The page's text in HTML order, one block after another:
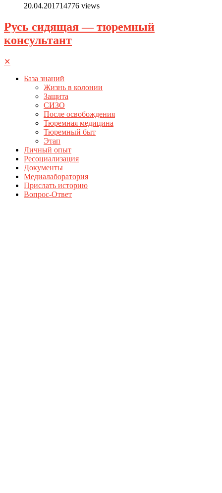
20.04.201714776 views
Русь сидящая — тюремный
консультант
✕
База знаний
Жизнь в колонии
Защита
СИЗО
После освобождения
Тюремная медицина
Тюремный быт
Этап
Личный опыт
Ресоциализация
Документы
Медиалаборатория
Прислать историю
Вопрос-Ответ